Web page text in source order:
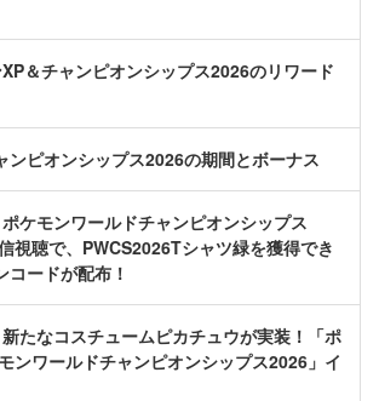
＆チャンピオンシップス2026のリワード
ンピオンシップス2026の期間とボーナス
ポケモンワールドチャンピオンシップス
視聴で、PWCS2026Tシャツ緑を獲得でき
コードが配布！
新たなコスチュームピカチュウが実装！「ポ
ンワールドチャンピオンシップス2026」イ